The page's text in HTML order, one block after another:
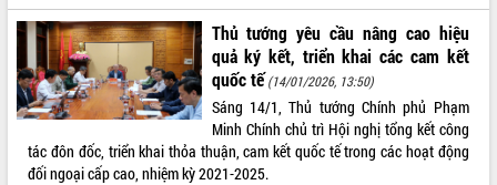
Thủ tướng yêu cầu nâng cao hiệu
quả ký kết, triển khai các cam kết
quốc tế (14/01/2026, 13:50)
Sáng 14/1, Thủ tướng Chính phủ Phạm
Minh Chính chủ trì Hội nghị tổng kết công
tác đôn đốc, triển khai thỏa thuận, cam kết quốc tế trong các hoạt động
đối ngoại cấp cao, nhiệm kỳ 2021-2025.